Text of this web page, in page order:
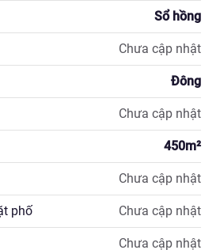
Sổ hồng
Chưa cập nhật
Đông
Chưa cập nhật
450m²
Chưa cập nhật
phố Chưa cập nhật
Chưa cập nhật